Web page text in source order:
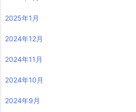
2025年1月
2024年12月
2024年11月
2024年10月
2024年9月